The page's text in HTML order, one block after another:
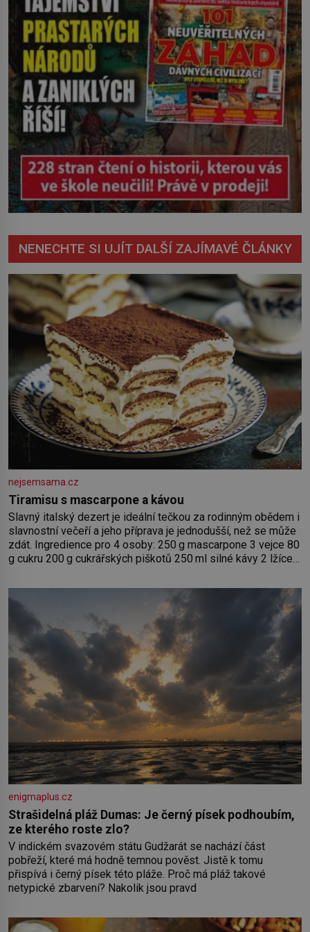
NENECHTE SI UJÍT DALŠÍ ZAJÍMAVÉ ČLÁNKY
nejsemsama.cz
Tiramisu s mascarpone a kávou
Slavný italský dezert je ideální tečkou za rodinným obědem i
slavnostní večeří a jeho příprava je jednodušší, než se může
zdát. Ingredience pro 4 osoby: 250 g mascarpone 3 vejce 80
g cukru 200 g cukrářských piškotů 250 ml silné kávy 2 lžíce
bílků. Žloutky vyšlehejte s cukrem do světlé pěny a postupně
do nich vmíchejte mascarpone, aby vznikl hladký
enigmaplus.cz
Strašidelná pláž Dumas: Je černý písek podhoubím,
ze kterého roste zlo?
V indickém svazovém státu Gudžarát se nachází část
pobřeží, které má hodně temnou pověst. Jistě k tomu
přispívá i černý písek této pláže. Proč má pláž takové
netypické zbarvení? Nakolik jsou pravd